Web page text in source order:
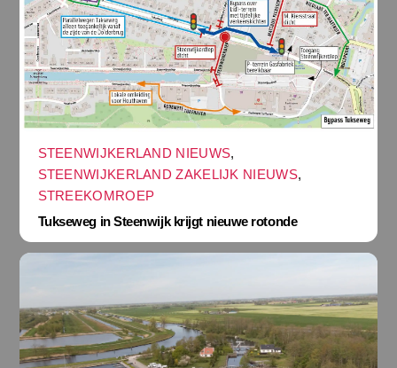
STEENWIJKERLAND NIEUWS,
STEENWIJKERLAND ZAKELIJK NIEUWS,
STREEKOMROEP
Tukseweg in Steenwijk krijgt nieuwe rotonde